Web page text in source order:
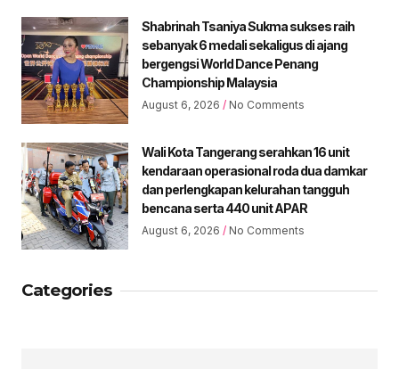
Shabrinah Tsaniya Sukma sukses raih
sebanyak 6 medali sekaligus di ajang
bergengsi World Dance Penang
Championship Malaysia
August 6, 2026 No Comments
Wali Kota Tangerang serahkan 16 unit
kendaraan operasional roda dua damkar
dan perlengkapan kelurahan tangguh
bencana serta 440 unit APAR
August 6, 2026 No Comments
Categories